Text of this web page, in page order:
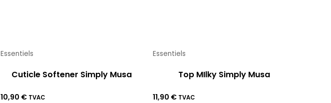
Essentiels
Cuticle Softener Simply Musa
10,90 € TVAC
Essentiels
Top MIlky Simply Musa
11,90 € TVAC